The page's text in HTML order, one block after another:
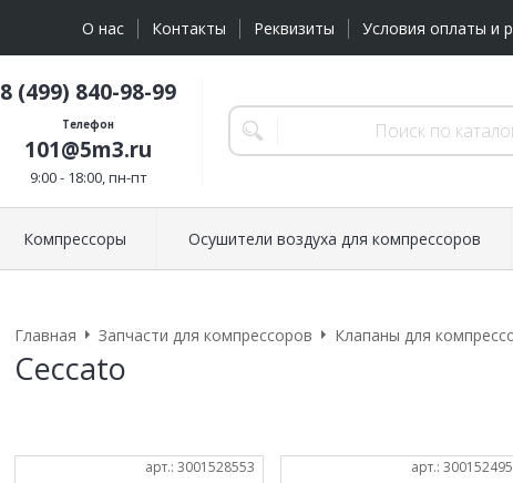
О нас Контакты Реквизиты Условия оплаты и
8 (499) 840-98-99
Телефон
101@5m3.ru
9:00 - 18:00, пн-пт
Компрессоры Осушители воздуха для компрессоров
Главная Запчасти для компрессоров Клапаны для
Ceccato
арт.: 3001528553 арт.: